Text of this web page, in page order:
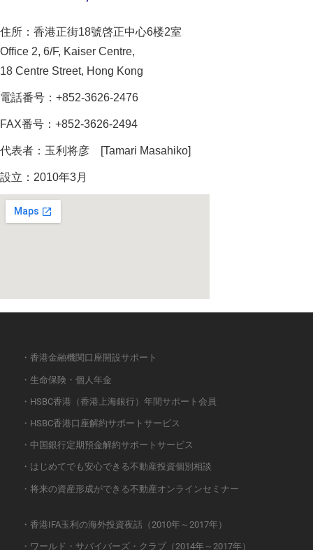
住所：香港正街18號啓正中心6楼2室
Office 2, 6/F, Kaiser Centre,
18 Centre Street, Hong Kong
電話番号：+852-3626-2476
FAX番号：+852-3626-2494
代表者：玉利将彦 [Tamari Masahiko]
設立：2010年3月
・香港金融機関口座開設サポート
・生命保険・個人年金
・HSBC香港（香港上海銀行）年間サポート会員
・HSBC香港口座解約サポートサービス
・中国銀行定期預金解約サポートサービス
・はじめてでも安心できる不動産投資個別相談
・将来の資産形成ができる不動産オンラインセミナー
・香港IFA玉利の海外投資夜話（2010年～2017年）
・ワールド・サバイバーズ・クラブ（2014年～2017年）